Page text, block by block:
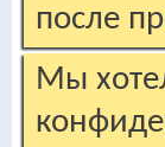
после
Мы